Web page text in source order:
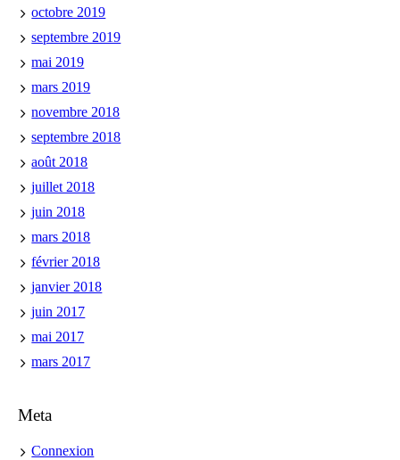
octobre 2019
septembre 2019
mai 2019
mars 2019
novembre 2018
septembre 2018
août 2018
juillet 2018
juin 2018
mars 2018
février 2018
janvier 2018
juin 2017
mai 2017
mars 2017
Meta
Connexion